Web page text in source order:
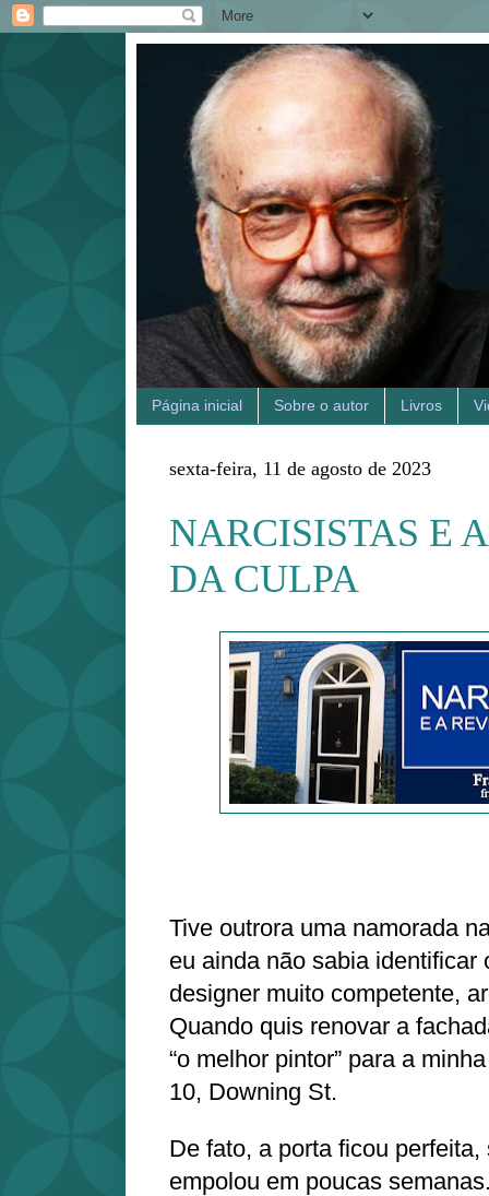
Página inicial Sobre o autor Livros
sexta-feira, 11 de agosto de 2023
NARCISISTAS E
DA CULPA
Tive outrora uma namorada
eu ainda não sabia identificar
designer muito competente,
Quando quis renovar a
“o melhor pintor” para a
10, Downing St.
De fato, a porta ficou
empolou em poucas